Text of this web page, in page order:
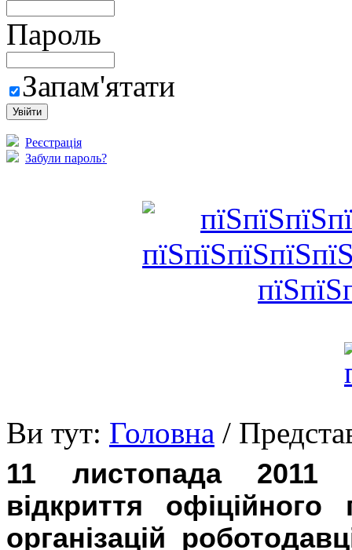
Пароль
Запам'ятати
Реєстрація
Забули пароль?
Ви тут: Головна /
11 листопада 2011
відкриття
організацій